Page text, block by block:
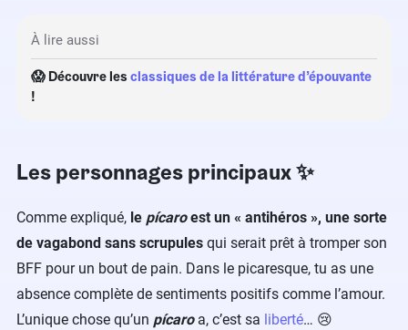
À lire aussi
😱 Découvre les classiques de la littérature d’épouvante
!
Les personnages principaux ✨
Comme expliqué, le pícaroest un « antihéros », une sorte
de vagabond sans scrupules qui serait prêt à tromper son
BFF pour un bout de pain. Dans le picaresque, tu as une
absence complète de sentiments positifs comme l’amour.
L’unique chose qu’un pícaroa, c’est sa liberté… 😢